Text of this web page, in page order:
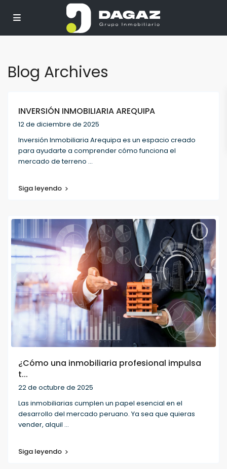
Blog Archives
INVERSIÓN INMOBILIARIA AREQUIPA
12 de diciembre de 2025
Inversión Inmobiliaria Arequipa es un espacio creado
para ayudarte a comprender cómo funciona el
mercado de terreno ...
Siga leyendo
¿Cómo una inmobiliaria profesional impulsa
t...
22 de octubre de 2025
Las inmobiliarias cumplen un papel esencial en el
desarrollo del mercado peruano. Ya sea que quieras
vender, alquil ...
Siga leyendo